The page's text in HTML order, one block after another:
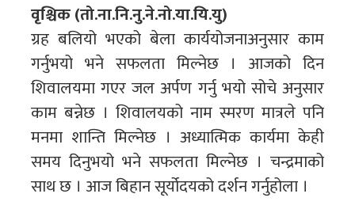
वृश्चिक (तो.ना.नि.नु.ने.नो.या.यि.यु)
ग्रह बलियो भएको बेला कार्ययोजनाअनुसार काम
गर्नुभयो भने सफलता मिल्नेछ । आजको दिन
शिवालयमा गएर जल अर्पण गर्नु भयो सोचे अनुसार
काम बन्नेछ । शिवालयको नाम स्मरण मात्रले पनि
मनमा शान्ति मिल्नेछ । अध्यात्मिक कार्यमा केही
समय दिनुभयो भने सफलता मिल्नेछ । चन्द्रमाको
साथ छ । आज बिहान सूर्योदयको दर्शन गर्नुहोला ।